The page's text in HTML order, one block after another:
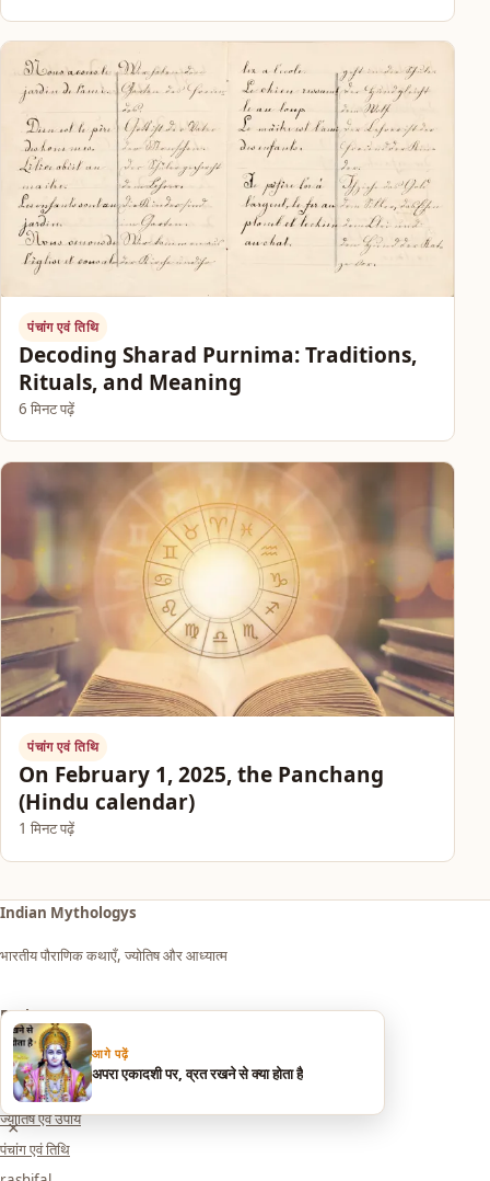
पंचांग एवं तिथि
Decoding Sharad Purnima: Traditions,
Rituals, and Meaning
6 मिनट पढ़ें
पंचांग एवं तिथि
On February 1, 2025, the Panchang
(Hindu calendar)
1 मिनट पढ़ें
आगे पढ़ें
अपरा एकादशी पर, व्रत रखने से क्या होता है
×
Indian Mythologys
भारतीय पौराणिक कथाएँ, ज्योतिष और आध्यात्म
Explore
आध्यात्म एवं धर्म
सपनों का मतलब (Dream Meaning)
ज्योतिष एवं उपाय
पंचांग एवं तिथि